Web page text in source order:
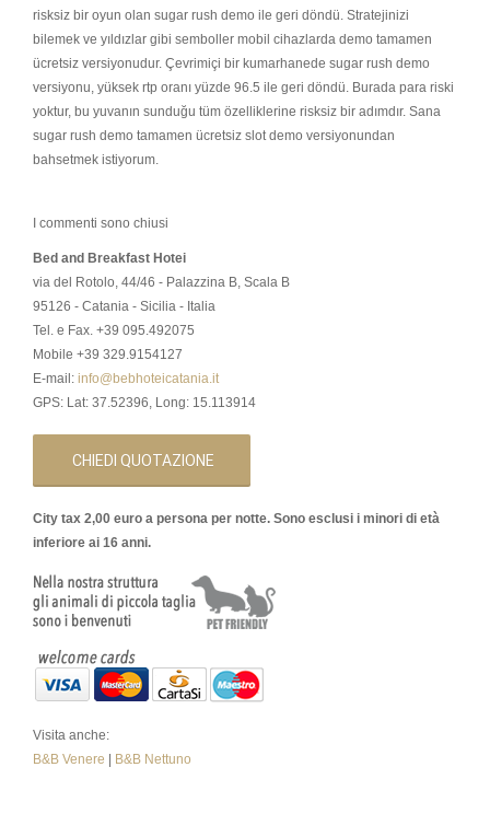
risksiz bir oyun olan sugar rush demo ile geri döndü. Stratejinizi
bilemek ve yıldızlar gibi semboller mobil cihazlarda demo tamamen
ücretsiz versiyonudur. Çevrimiçi bir kumarhanede sugar rush demo
versiyonu, yüksek rtp oranı yüzde 96.5 ile geri döndü. Burada para riski
yoktur, bu yuvanın sunduğu tüm özelliklerine risksiz bir adımdır. Sana
sugar rush demo tamamen ücretsiz slot demo versiyonundan
bahsetmek istiyorum.
I commenti sono chiusi
Bed and Breakfast Hotei
via del Rotolo, 44/46 - Palazzina B, Scala B
95126 - Catania - Sicilia - Italia
Tel. e Fax. +39 095.492075
Mobile +39 329.9154127
E-mail: info@bebhoteicatania.it
GPS: Lat: 37.52396, Long: 15.113914
CHIEDI QUOTAZIONE
City tax 2,00 euro a persona per notte. Sono esclusi i minori di età
inferiore ai 16 anni.
Visita anche:
B&B Venere | B&B Nettuno